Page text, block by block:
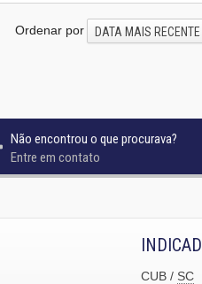
Ordenar por DATA MAIS RECENTE
Não encontrou o que procurava?
Entre em contato
CUB / SC